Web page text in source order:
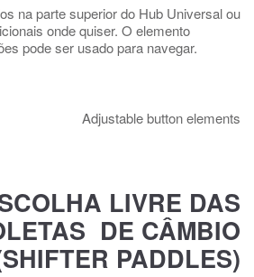
na parte superior do Hub Universal ou
onde quiser. O elemento
pode ser usado para navegar.
LIVRE DAS
DE CÂMBIO
PADDLES)